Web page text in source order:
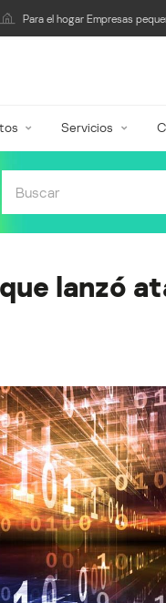
Para el hogar Empresas
Servicios
lanzó